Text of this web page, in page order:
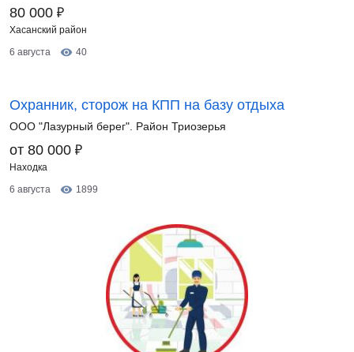
80 000 ₽
Хасанский район
6 августа
40
Охранник, сторож на КПП на базу отдыха
ООО "Лазурный берег". Район Триозерья
от 80 000 ₽
Находка
6 августа
1899